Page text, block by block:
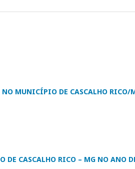
NO MUNICÍPIO DE CASCALHO RICO/
DE CASCALHO RICO – MG NO ANO